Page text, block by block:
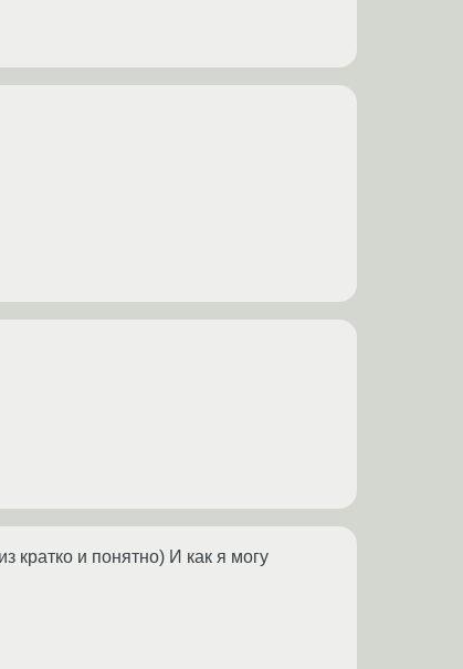
кратко и понятно) И как я могу